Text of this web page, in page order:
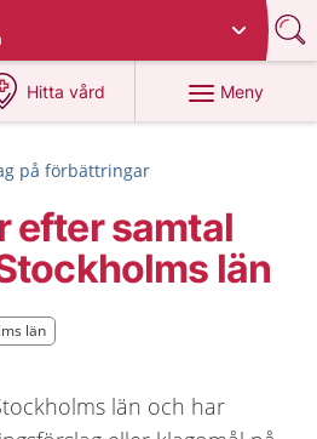
Hitta vård
på 1177.se
Meny
på förbättringar
efter samtal
län
län
län
län och har